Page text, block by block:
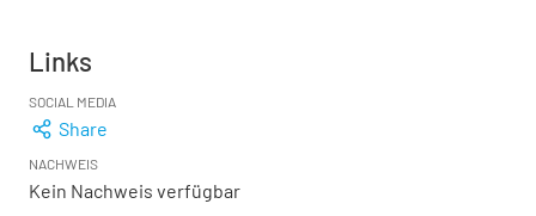
Links
SOCIAL MEDIA
Share
NACHWEIS
Kein Nachweis verfügbar